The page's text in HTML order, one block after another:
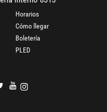
Horarios
Cómo llegar
Boletería
PLED